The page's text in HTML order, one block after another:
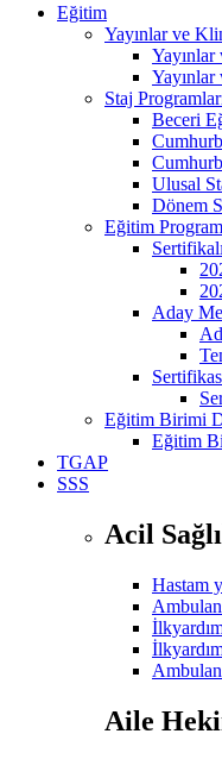
Eğitim
Yayınlar ve
Yayınlar
Staj
Beceri
Ulusal
Dönem
Eğitim
Aday
Eğitim Birimi
Eğitim
TGAP
SSS
Acil
Hastam
Aile